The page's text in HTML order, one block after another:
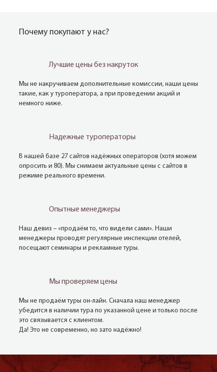
Почему покупают у нас?
Лучшие цены без накруток
Мы не накручиваем дополнительные комиссии, наши цены
такие, как у туроператора, а при проведении акций и
немного ниже.
Надежные туроператоры
В нашей базе 27 сайтов надёжных операторов (хотя можем
опросить и 80). Мы снимаем актуальные цены с сайтов в
режиме реального времени.
Опытные менеджеры
Наш девиз – «продаём то, что видели сами». Наши
менеджеры проводят регулярные инспекции отелей,
посещают семинары и рекламные туры.
Мы проверяем цены
Мы не продаём туры он-лайн. Сначала наш менеджер
убедится в наличии тура по указанной цене и только после
это связывается с клиентом.
Да! Это не современно, но зато надёжно!